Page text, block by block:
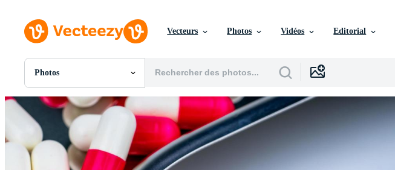
Vecteurs Photos Vidéos Editorial
Photos
Toutes Images
Photos
PSDs
SVGs
Modèles
Vecteurs